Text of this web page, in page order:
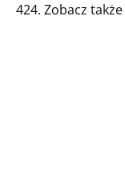
424. Zobacz także